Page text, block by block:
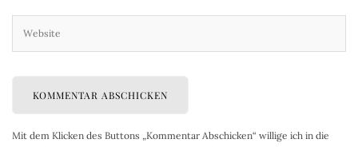
Mit dem Klicken des Buttons „Kommentar Abschicken“ willige ich in die